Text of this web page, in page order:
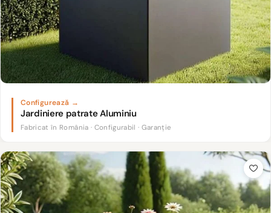
Jardiniere patrate Aluminiu